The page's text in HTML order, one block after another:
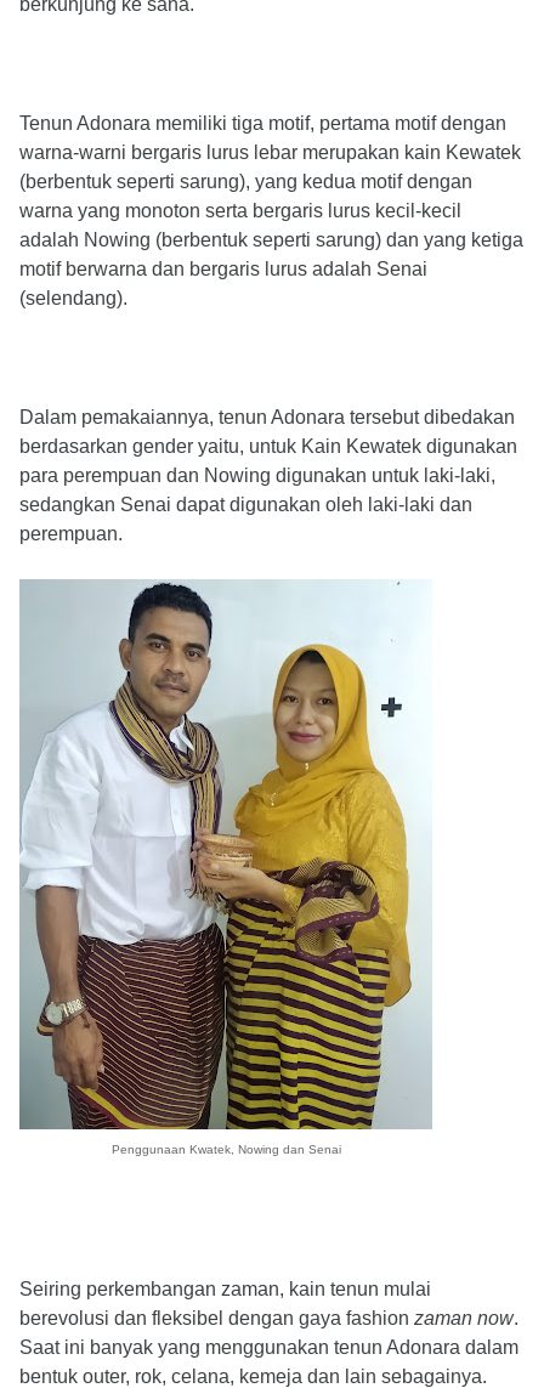
berkunjung ke sana.
Tenun Adonara memiliki tiga motif, pertama motif dengan
warna-warni bergaris lurus lebar merupakan kain Kewatek
(berbentuk seperti sarung), yang kedua motif dengan
warna yang monoton serta bergaris lurus kecil-kecil
adalah Nowing (berbentuk seperti sarung) dan yang ketiga
motif berwarna dan bergaris lurus adalah Senai
(selendang).
Dalam pemakaiannya, tenun Adonara tersebut dibedakan
berdasarkan gender yaitu, untuk Kain Kewatek digunakan
para perempuan dan Nowing digunakan untuk laki-laki,
sedangkan Senai dapat digunakan oleh laki-laki dan
perempuan.
Penggunaan Kwatek, Nowing dan Senai
Seiring perkembangan zaman, kain tenun mulai
berevolusi dan fleksibel dengan gaya fashion zaman now.
Saat ini banyak yang menggunakan tenun Adonara dalam
bentuk outer, rok, celana, kemeja dan lain sebagainya.